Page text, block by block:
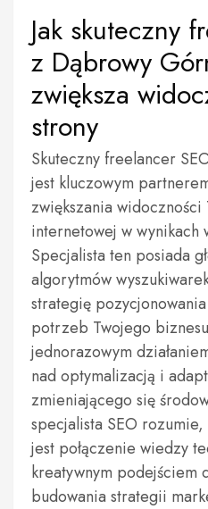
Jak skuteczny
z Dąbrowy
zwiększa
strony
Skuteczny freelancer
jest kluczowym
zwiększania widoczności
internetowej w wynikach
Specjalista ten posiada
algorytmów
strategię
potrzeb Twojego
jednorazowym
nad optymalizacją i
zmieniającego się
specjalista SEO
jest połączenie wiedzy
kreatywnym podejściem
budowania strategii